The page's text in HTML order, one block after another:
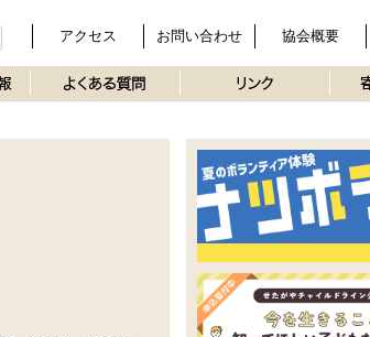
協会概要
お問い合わせ
アクセス